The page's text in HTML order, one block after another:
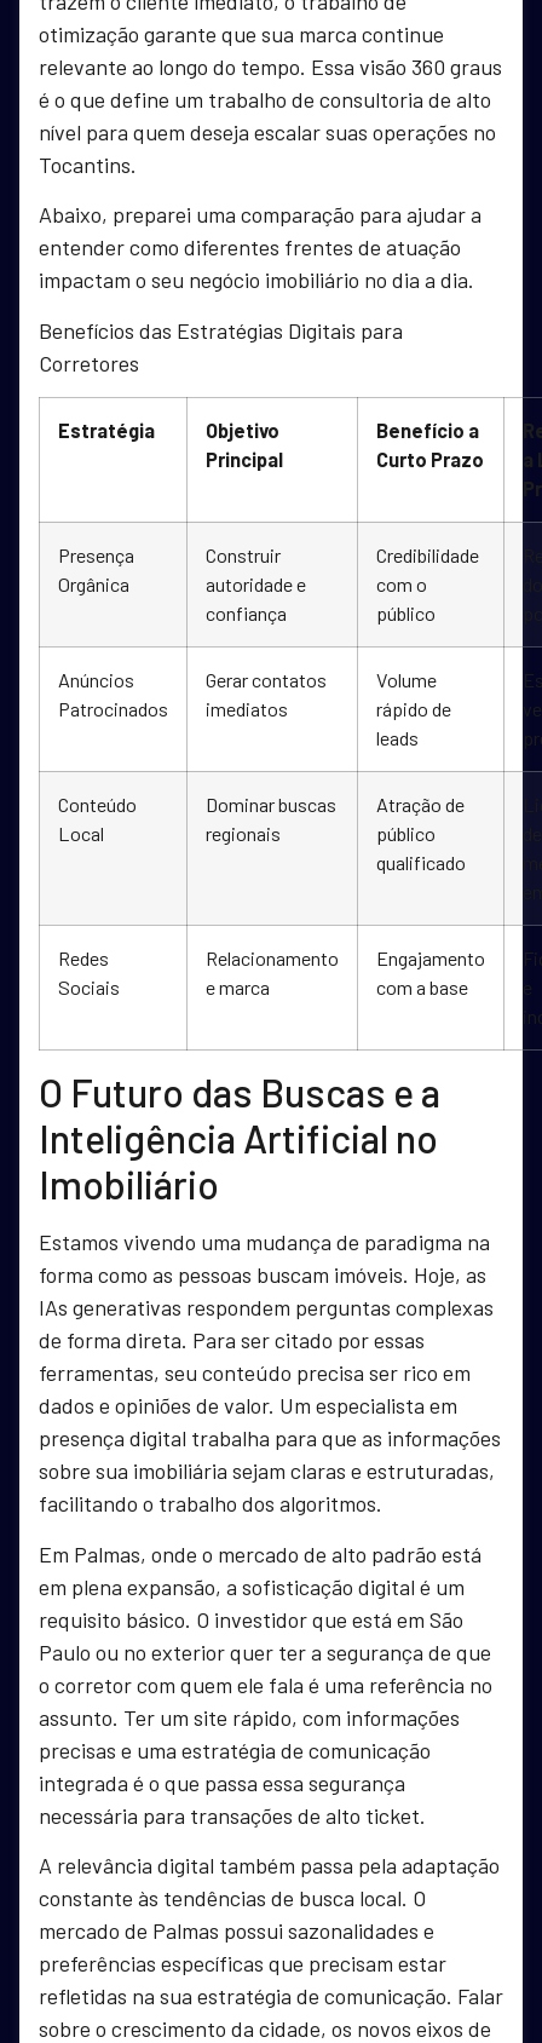
otimização garante que sua marca continue
relevante ao longo do tempo. Essa visão 360 graus
é o que define um trabalho de consultoria de alto
nível para quem deseja escalar suas operações no
Tocantins.
Abaixo, preparei uma comparação para ajudar a
entender como diferentes frentes de atuação
impactam o seu negócio imobiliário no dia a dia.
Benefícios das Estratégias Digitais para
Corretores
Estratégia
Objetivo
Principal
Benefício a
Curto Prazo
Presença
Orgânica
Construir
autoridade e
confiança
Credibilidade
com o
público
Anúncios
Patrocinados
Gerar contatos
imediatos
Volume
rápido de
leads
Conteúdo
Local
Dominar buscas
regionais
Atração de
público
qualificado
Redes
Sociais
Relacionamento
e marca
Engajamento
com a base
O Futuro das Buscas e a
Inteligência Artificial no
Imobiliário
Estamos vivendo uma mudança de paradigma na
forma como as pessoas buscam imóveis. Hoje, as
IAs generativas respondem perguntas complexas
de forma direta. Para ser citado por essas
ferramentas, seu conteúdo precisa ser rico em
dados e opiniões de valor. Um especialista em
presença digital trabalha para que as informações
sobre sua imobiliária sejam claras e estruturadas,
facilitando o trabalho dos algoritmos.
Em Palmas, onde o mercado de alto padrão está
em plena expansão, a sofisticação digital é um
requisito básico. O investidor que está em São
Paulo ou no exterior quer ter a segurança de que
o corretor com quem ele fala é uma referência no
assunto. Ter um site rápido, com informações
precisas e uma estratégia de comunicação
integrada é o que passa essa segurança
necessária para transações de alto ticket.
A relevância digital também passa pela adaptação
constante às tendências de busca local. O
mercado de Palmas possui sazonalidades e
preferências específicas que precisam estar
refletidas na sua estratégia de comunicação. Falar
sobre o crescimento da cidade, os novos eixos de